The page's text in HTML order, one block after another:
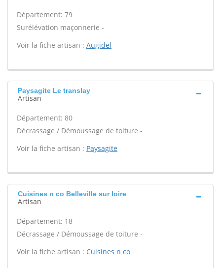
Département: 79
Surélévation maçonnerie -
Voir la fiche artisan : Augidel
Paysagite Le translay
Artisan
Département: 80
Décrassage / Démoussage de toiture -
Voir la fiche artisan : Paysagite
Cuisines n co Belleville sur loire
Artisan
Département: 18
Décrassage / Démoussage de toiture -
Voir la fiche artisan : Cuisines n co